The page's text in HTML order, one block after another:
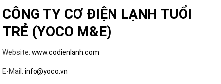
CÔNG TY CƠ ĐIỆN LẠNH TUỔI
TRẺ (YOCO M&E)
Website: www.codienlanh.com
E-Mail: info@yoco.vn